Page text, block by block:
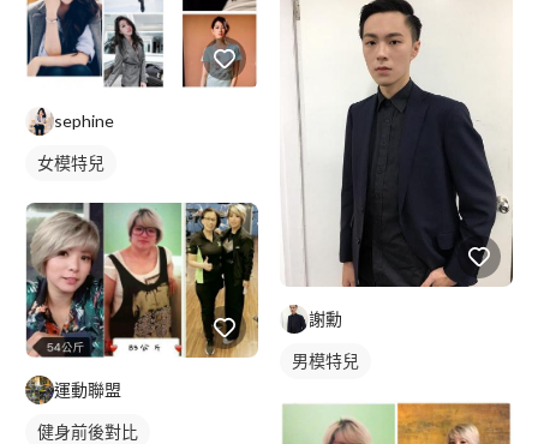
sephine
女模特兒
運動聯盟
健身前後對比
謝勳
男模特兒